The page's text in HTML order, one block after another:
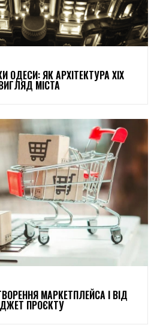
ОДЕСИ: ЯК АРХІТЕКТУРА XIX
МІСТА
МАРКЕТПЛЕЙСА І ВІД
ПРОЄКТУ